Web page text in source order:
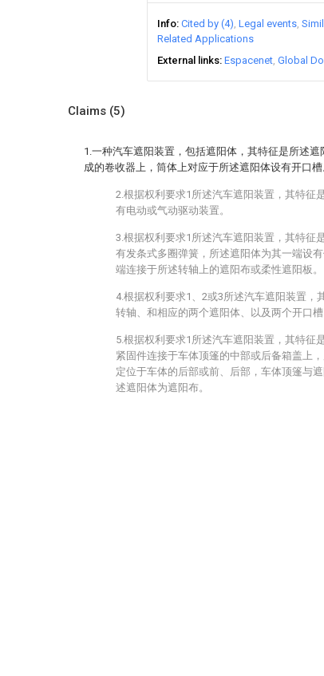
Info Cited by (4) Legal events
Related Applications
External links Espacenet Global
Claims (5)
1.一种汽车遮阳装置，包括遮阳体，其特征是所述
成的卷收器上，筒体上对应于所述遮阳体设有开口
2.根据权利要求1所述汽车遮阳装置，其特征
有电动或气动驱动装置。
3.根据权利要求1所述汽车遮阳装置，其特征
有发条式多圈弹簧，所述遮阳体为其一端设
端连接于所述转轴上的遮阳布或柔性遮阳板。
4.根据权利要求1、2或3所述汽车遮阳装置，
转轴、和相应的两个遮阳体、以及两个开口
5.根据权利要求1所述汽车遮阳装置，其特征
紧固件连接于车体顶篷的中部或后备箱盖上
定位于车体的后部或前、后部，车体顶篷与
述遮阳体为遮阳布。